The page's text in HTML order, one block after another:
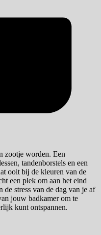
zootje worden. Een
tandenborstels en een
ooit bij de kleuren van de
een plek om aan het eind
de stress van de dag van je af
jouw badkamer om te
kunt ontspannen.